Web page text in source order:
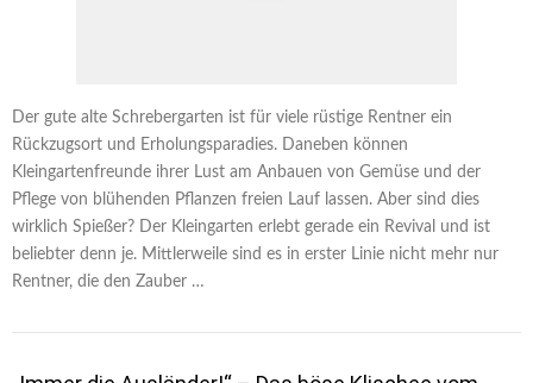
Der gute alte Schrebergarten ist für viele rüstige Rentner ein
Rückzugsort und Erholungsparadies. Daneben können
Kleingartenfreunde ihrer Lust am Anbauen von Gemüse und der
Pflege von blühenden Pflanzen freien Lauf lassen. Aber sind dies
wirklich Spießer? Der Kleingarten erlebt gerade ein Revival und ist
beliebter denn je. Mittlerweile sind es in erster Linie nicht mehr nur
Rentner, die den Zauber …